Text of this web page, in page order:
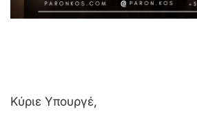
Κύριε Υπουργέ,